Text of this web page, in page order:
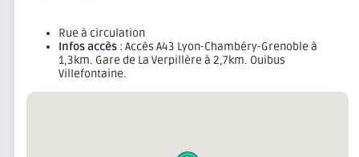
Rue à circulation
Infos accès : Accès A43 Lyon-Chambéry-Grenoble à
1,3km. Gare de La Verpillère à 2,7km. Ouibus
Villefontaine.